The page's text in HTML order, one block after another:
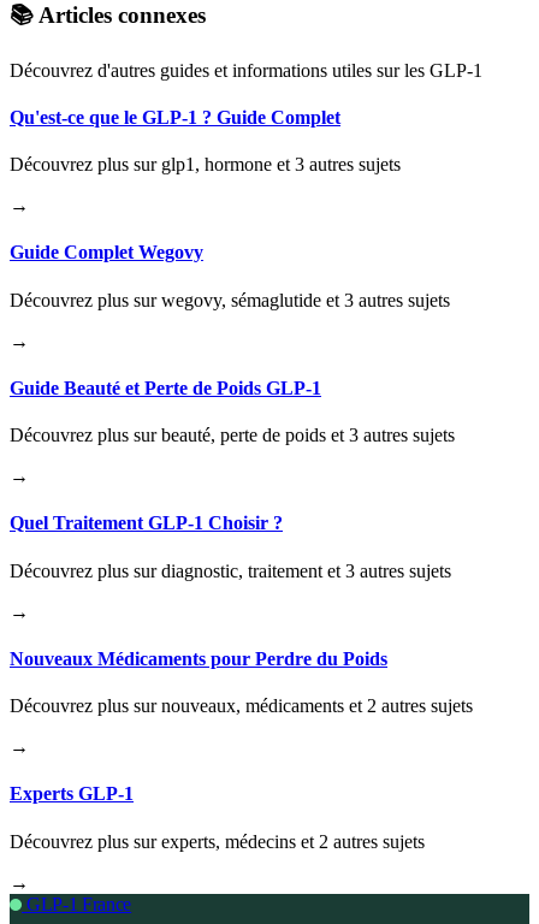
📚 Articles connexes
Découvrez d'autres guides et informations utiles sur les GLP-1
Qu'est-ce que le GLP-1 ? Guide Complet
Découvrez plus sur glp1, hormone et 3 autres sujets
→
Guide Complet Wegovy
Découvrez plus sur wegovy, sémaglutide et 3 autres sujets
→
Guide Beauté et Perte de Poids GLP-1
Découvrez plus sur beauté, perte de poids et 3 autres sujets
→
Quel Traitement GLP-1 Choisir ?
Découvrez plus sur diagnostic, traitement et 3 autres sujets
→
Nouveaux Médicaments pour Perdre du Poids
Découvrez plus sur nouveaux, médicaments et 2 autres sujets
→
Experts GLP-1
Découvrez plus sur experts, médecins et 2 autres sujets
→
GLP-1 France